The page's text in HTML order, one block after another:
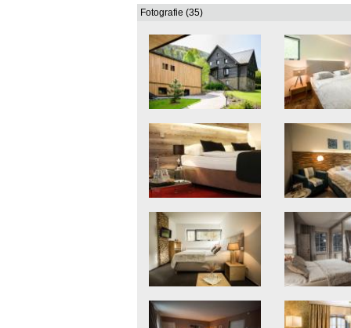
Fotografie (35)